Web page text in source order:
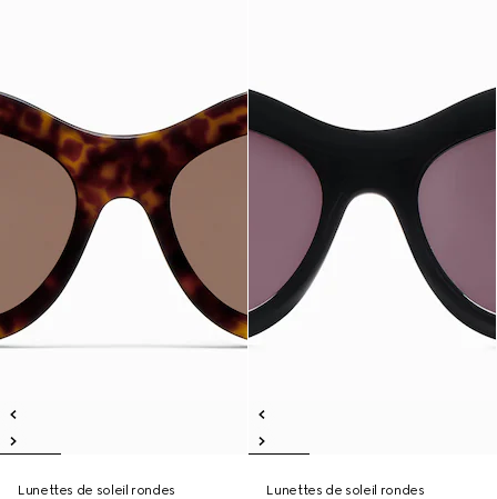
Lunettes de soleil rondes
Lunettes de soleil rondes